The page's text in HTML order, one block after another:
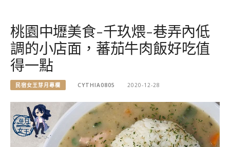
桃園中壢美食-千玖煨-巷弄內低
調的小店面，蕃茄牛肉飯好吃值
得一點
民宿女王芽月專欄 CYTHIA0805 2020-12-28